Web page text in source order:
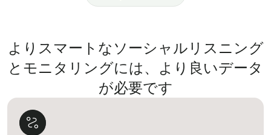
よりスマートなソーシャルリスニング
とモニタリングには、より良いデータ
が必要です